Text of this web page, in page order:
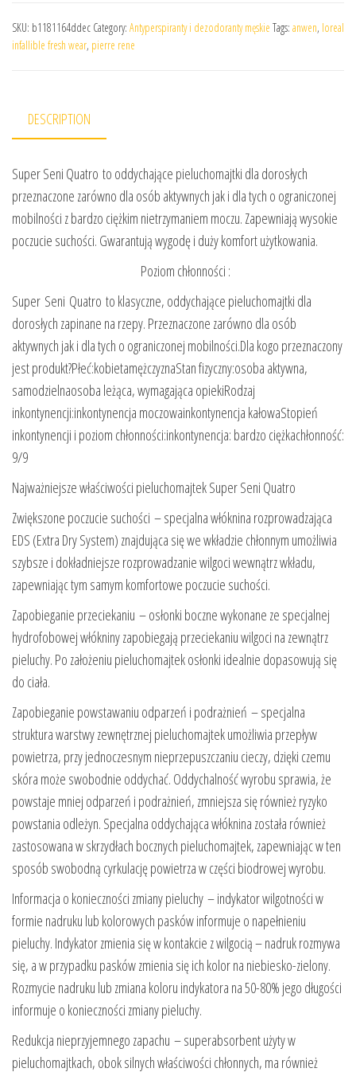
SKU: b1181164ddec Category: Antyperspiranty i dezodoranty męskie Tags: anwen, loreal
infallible fresh wear, pierre rene
DESCRIPTION
Super Seni Quatro to oddychające pieluchomajtki dla dorosłych
przeznaczone zarówno dla osób aktywnych jak i dla tych o ograniczonej
mobilności z bardzo ciężkim nietrzymaniem moczu. Zapewniają wysokie
poczucie suchości. Gwarantują wygodę i duży komfort użytkowania.
Poziom chłonności :
Super Seni Quatro to klasyczne, oddychające pieluchomajtki dla
dorosłych zapinane na rzepy. Przeznaczone zarówno dla osób
aktywnych jak i dla tych o ograniczonej mobilności.Dla kogo przeznaczony
jest produkt?Płeć:kobietamężczyznaStan fizyczny:osoba aktywna,
samodzielnaosoba leżąca, wymagająca opiekiRodzaj
inkontynencji:inkontynencja moczowainkontynencja kałowaStopień
inkontynencji i poziom chłonności:inkontynencja: bardzo ciężkachłonność:
9/9
Najważniejsze właściwości pieluchomajtek Super Seni Quatro
Zwiększone poczucie suchości – specjalna włóknina rozprowadzająca
EDS (Extra Dry System) znajdująca się we wkładzie chłonnym umożliwia
szybsze i dokładniejsze rozprowadzanie wilgoci wewnątrz wkładu,
zapewniając tym samym komfortowe poczucie suchości.
Zapobieganie przeciekaniu – osłonki boczne wykonane ze specjalnej
hydrofobowej włókniny zapobiegają przeciekaniu wilgoci na zewnątrz
pieluchy. Po założeniu pieluchomajtek osłonki idealnie dopasowują się
do ciała.
Zapobieganie powstawaniu odparzeń i podrażnień – specjalna
struktura warstwy zewnętrznej pieluchomajtek umożliwia przepływ
powietrza, przy jednoczesnym nieprzepuszczaniu cieczy, dzięki czemu
skóra może swobodnie oddychać. Oddychalność wyrobu sprawia, że
powstaje mniej odparzeń i podrażnień, zmniejsza się również ryzyko
powstania odleżyn. Specjalna oddychająca włóknina została również
zastosowana w skrzydłach bocznych pieluchomajtek, zapewniając w ten
sposób swobodną cyrkulację powietrza w części biodrowej wyrobu.
Informacja o konieczności zmiany pieluchy – indykator wilgotności w
formie nadruku lub kolorowych pasków informuje o napełnieniu
pieluchy. Indykator zmienia się w kontakcie z wilgocią – nadruk rozmywa
się, a w przypadku pasków zmienia się ich kolor na niebiesko-zielony.
Rozmycie nadruku lub zmiana koloru indykatora na 50-80% jego długości
informuje o konieczności zmiany pieluchy.
Redukcja nieprzyjemnego zapachu – superabsorbent użyty w
pieluchomajtkach, obok silnych właściwości chłonnych, ma również